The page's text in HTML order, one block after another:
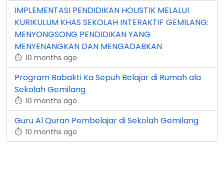
IMPLEMENTASI PENDIDIKAN HOLISTIK MELALUI
KURIKULUM KHAS SEKOLAH INTERAKTIF GEMILANG:
MENYONGSONG PENDIDIKAN YANG
MENYENANGKAN DAN MENGADABKAN
⏱ 10 months ago
Program Babakti Ka Sepuh Belajar di Rumah ala
Sekolah Gemilang
⏱ 10 months ago
Guru Al Quran Pembelajar di Sekolah Gemilang
⏱ 10 months ago